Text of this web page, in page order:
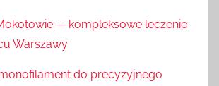
— kompleksowe leczenie
Warszawy
do precyzyjnego